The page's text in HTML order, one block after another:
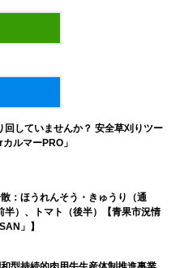
回していませんか？ 安全草刈りツー
ルマーPRO」
：ほうれんそう・きゅうり（通
半）、トマト（後半）【青果市況情
」】